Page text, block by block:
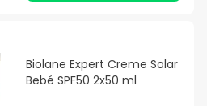
Biolane Expert Creme Solar
Bebé SPF50 2x50 ml